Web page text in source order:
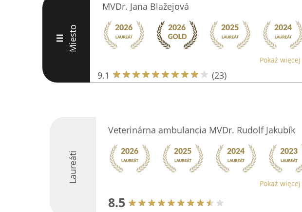
III Miesto
MVDr. Jana Blažejová
Pokaż więcej
9.1 (23)
Laureáti
Veterinárna ambulancia MVDr. Rudolf Jakubík
Pokaż więcej
8.5